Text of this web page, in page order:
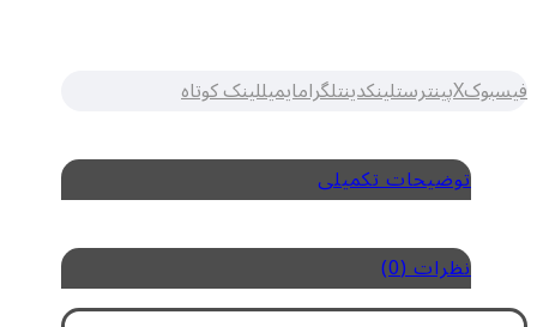
فیسبوکXپینترستلینکدینتلگرامایمیللینک کوتاه
توضیحات تکمیلی
نظرات (0)